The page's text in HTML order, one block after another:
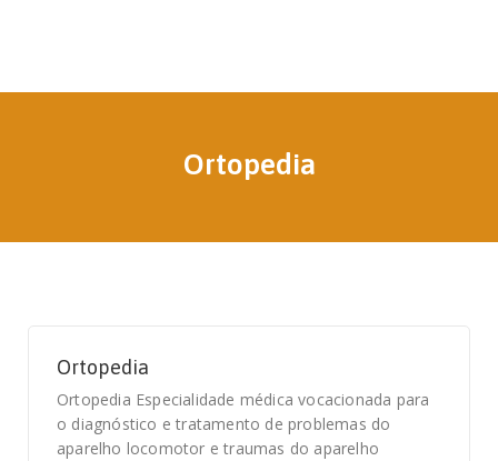
Ortopedia
Ortopedia
Ortopedia Especialidade médica vocacionada para
o diagnóstico e tratamento de problemas do
aparelho locomotor e traumas do aparelho